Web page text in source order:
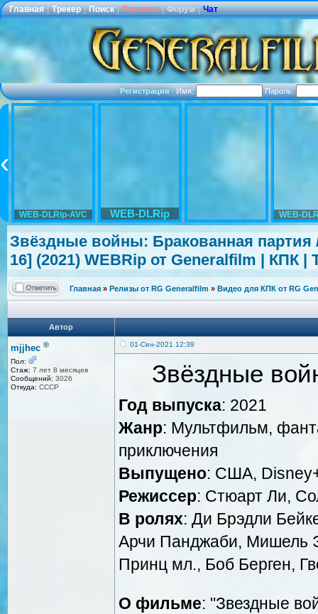
Главная | Трекер | Поиск | Правила | Форум | Чат
Регистрация·Имя: Пароль:
WEB-DLRip-AVC WEB-DLRip WEB-
Звёздные войны: Бракованная партия
16] (2021) WEBRip от Generalfilm | КПК |
Главная » Релизы от RG Generalfilm » Видео для КПК от RG
Автор
mjjhec ®
Пол:
Стаж: 7 лет 8 месяцев
Сообщений: 3026
Откуда: СССР
01-Сен-2021 12:39
Звёздные
Год выпуска: 2021
Жанр: Мультфильм,
приключения
Выпущено: США,
Режиссер: Стюарт Ли,
В ролях: Ди Брэдли
Арчи Панджаби, Мишель
Принц мл., Боб Берген,
О фильме: "Звездные